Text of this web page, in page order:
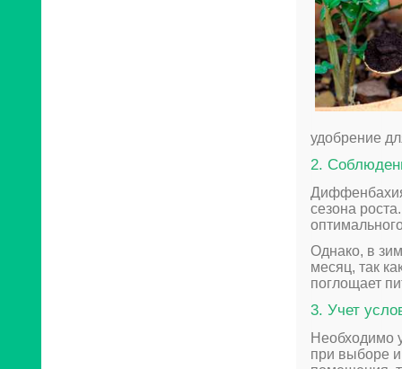
удобрение
2.
Диффенбахия
сезона
Однако, в
месяц, так
поглощает
3. Учет
Необходимо
при выборе